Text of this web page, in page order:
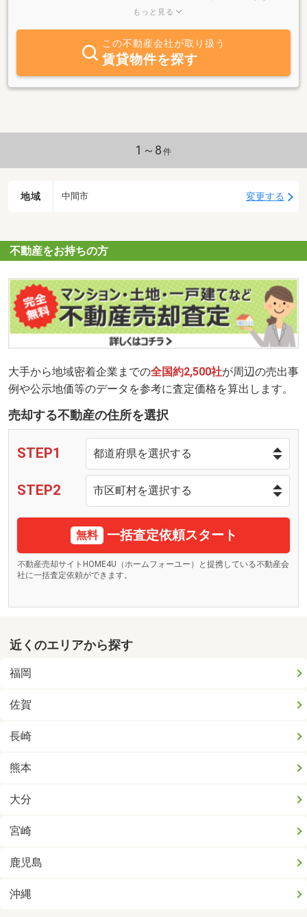
つこい勧誘や営業は一切いたしません。北九州市から遠賀地区や鞍
地を売りたい！買いたい！」 そんな声に、誠心誠意しっかりとご
対応させていただきます。また、弊社は地域密着でお客さまの不動
産売買を全力でサポートいたします！◆土地物件探し◆中古住宅や
中古マンションなどの中古売買物件◆お住まいに関するお手伝いや
ご自宅の火災保険に関するご相談も承っております。その他にも不
産の売却に関するご相談も承ります。売却をお考えの不動産物件の
もっと見る
この不動産会社が取り扱う
賃貸物件を探す
1～8 件
地域 中間市 変更する
不動産をお持ちの方
大手から地域密着企業までの全国約2,500社が周辺の売出事
例や公示地価等のデータを参考に査定価格を算出します。
売却する不動産の住所を選択
STEP1
STEP2
無料 一括査定依頼スタート
不動産売却サイトHOME4U（ホームフォーユー）と提携している不動産会
社に一括査定依頼ができます。
近くのエリアから探す
福岡
佐賀
長崎
熊本
大分
宮崎
鹿児島
沖縄